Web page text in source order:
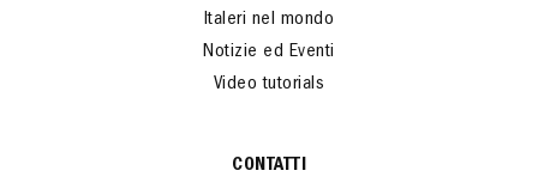
Italeri nel mondo
Notizie ed Eventi
Video tutorials
CONTATTI